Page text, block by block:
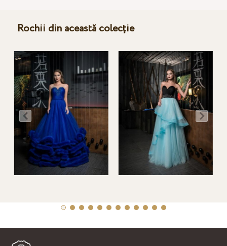
Rochii din această colecție